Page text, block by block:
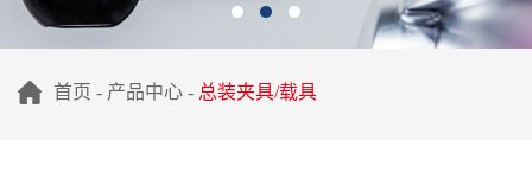
首页 - 产品中心 - 总装夹具/载具